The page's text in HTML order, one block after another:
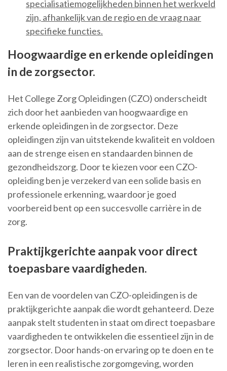
specialisatiemogelijkheden binnen het werkveld
zijn, afhankelijk van de regio en de vraag naar
specifieke functies.
Hoogwaardige en erkende opleidingen
in de zorgsector.
Het College Zorg Opleidingen (CZO) onderscheidt
zich door het aanbieden van hoogwaardige en
erkende opleidingen in de zorgsector. Deze
opleidingen zijn van uitstekende kwaliteit en voldoen
aan de strenge eisen en standaarden binnen de
gezondheidszorg. Door te kiezen voor een CZO-
opleiding ben je verzekerd van een solide basis en
professionele erkenning, waardoor je goed
voorbereid bent op een succesvolle carrière in de
zorg.
Praktijkgerichte aanpak voor direct
toepasbare vaardigheden.
Een van de voordelen van CZO-opleidingen is de
praktijkgerichte aanpak die wordt gehanteerd. Deze
aanpak stelt studenten in staat om direct toepasbare
vaardigheden te ontwikkelen die essentieel zijn in de
zorgsector. Door hands-on ervaring op te doen en te
leren in een realistische zorgomgeving, worden